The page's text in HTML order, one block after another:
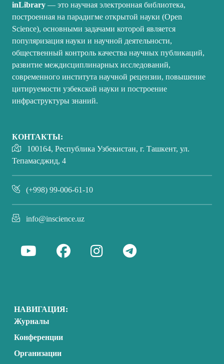
inLibrary — это научная электронная библиотека,
построенная на парадигме открытой науки (Open
Science), основными задачами которой является
популяризация науки и научной деятельности,
общественный контроль качества научных публикаций,
развитие междисциплинарных исследований,
современного института научной рецензии, повышение
цитируемости узбекской науки и построение
инфраструктуры знаний.
КОНТАКТЫ:
100164, Республика Узбекистан, г. Ташкент, ул.
Тепамасджид, 4
(+998) 99-006-61-10
info@inscience.uz
НАВИГАЦИЯ:
Журналы
Конференции
Организации